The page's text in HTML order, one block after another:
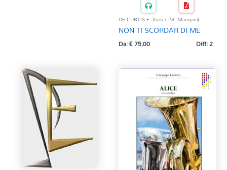
DE CURTIS E. (trascr. M. Mangani)
NON TI SCORDAR DI ME
Da:€75,00 Diff: 2